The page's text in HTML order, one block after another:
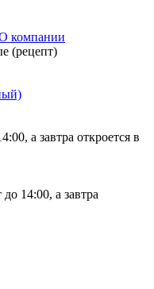
компании
(рецепт)
а завтра откроется в
14:00, а завтра